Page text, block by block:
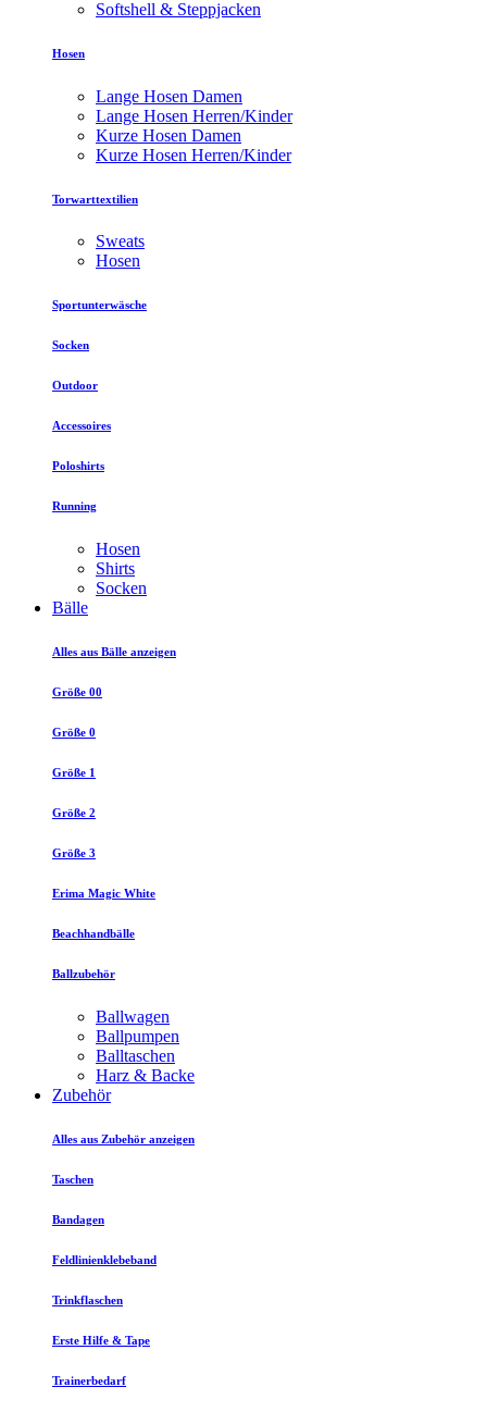
Softshell & Steppjacken
Hosen
Lange Hosen Damen
Lange Hosen Herren/Kinder
Kurze Hosen Damen
Kurze Hosen Herren/Kinder
Torwarttextilien
Sweats
Hosen
Sportunterwäsche
Socken
Outdoor
Accessoires
Poloshirts
Running
Hosen
Shirts
Socken
Bälle
Alles aus Bälle anzeigen
Größe 00
Größe 0
Größe 1
Größe 2
Größe 3
Erima Magic White
Beachhandbälle
Ballzubehör
Ballwagen
Ballpumpen
Balltaschen
Harz & Backe
Zubehör
Alles aus Zubehör anzeigen
Taschen
Bandagen
Feldlinienklebeband
Trinkflaschen
Erste Hilfe & Tape
Trainerbedarf